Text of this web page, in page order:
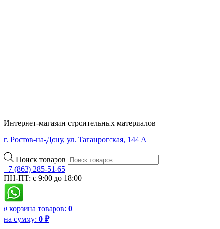
Интернет-магазин строительных материалов
г. Ростов-на-Дону, ул. Таганрогская, 144 А
Поиск товаров
+7 (863) 285-51-65
ПН-ПТ: с 9:00 до 18:00
0 корзина товаров: 0
на сумму: 0 ₽